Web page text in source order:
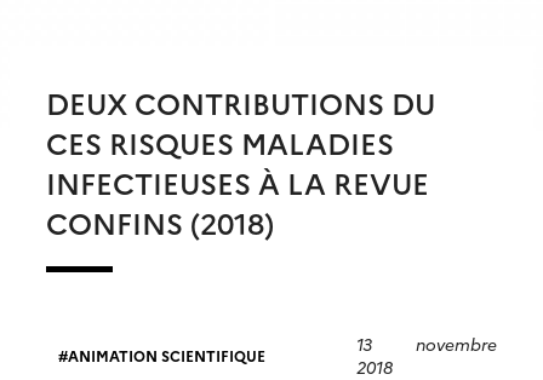
DEUX CONTRIBUTIONS DU
CES RISQUES MALADIES
INFECTIEUSES À LA REVUE
CONFINS (2018)
ANIMATION SCIENTIFIQUE
13 novembre
2018